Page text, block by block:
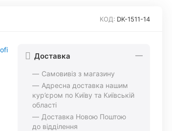
КОД: DK-1511-14
Доставка
Самовивіз з магазину
Адресна доставка нашим
кур’єром по Київу та Київській
області
Доставка Новою Поштою
до відділення